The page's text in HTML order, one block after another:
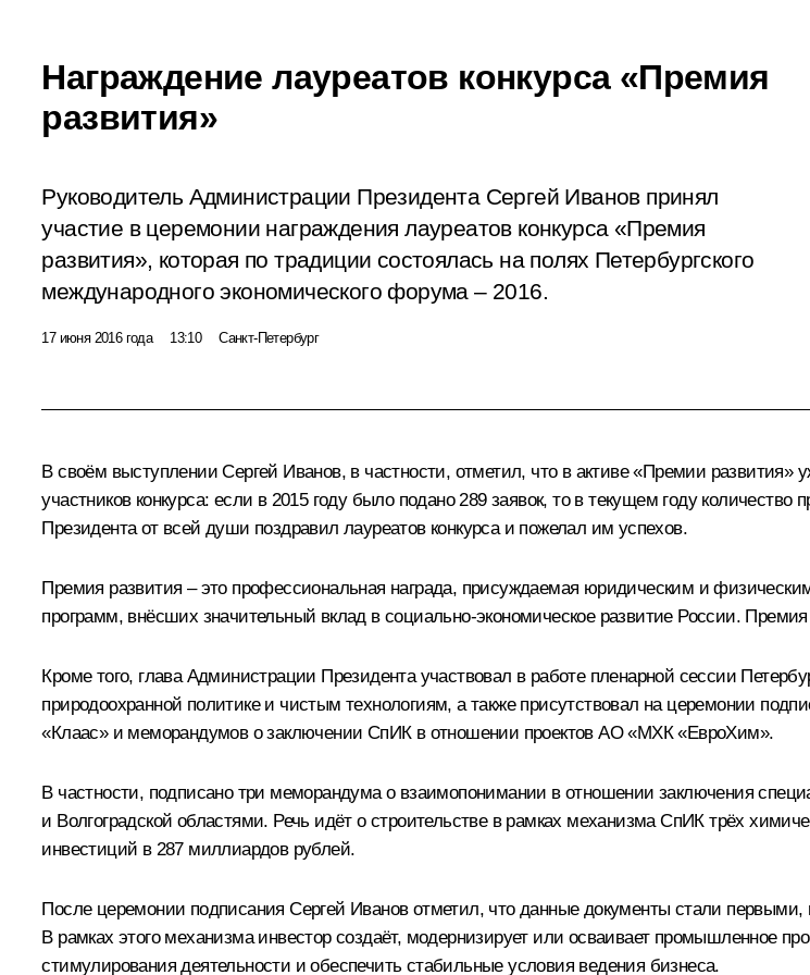
Награждение лауреатов конкурса «Премия
развития»
Руководитель Администрации Президента Сергей Иванов принял
участие в церемонии награждения лауреатов конкурса «Премия
развития», которая по традиции состоялась на полях Петербургского
международного экономического форума – 2016.
17 июня 2016 года 13:10 Санкт-Петербург
В своём выступленииСергей Иванов, в частности, отметил, что в активе «Премии развития»
участников конкурса: если в 2015 году было подано 289 заявок, то в текущем году
Президента от всей души поздравил лауреатов конкурса и пожелал им успехов.
Премия развития – это профессиональная награда, присуждаемая юридическим и
программ, внёсших значительный вклад в социально-экономическое развитие России.
Кроме того, глава Администрации Президента участвовал в работе пленарной сессии
природоохранной политике и чистым технологиям, а также присутствовал на церемонии
«Клаас» и меморандумов о заключении СпИК в отношении проектов АО «МХК «ЕвроХим».
В частности, подписано три меморандума о взаимопонимании в отношении заключения
и Волгоградской областями. Речь идёт о строительстве в рамках механизма СпИК трёх
инвестиций в 287 миллиардов рублей.
После церемонии подписания Сергей Иванов отметил, что данные документы стали первыми,
В рамках этого механизма инвестор создаёт, модернизирует или осваивает промышленное
стимулирования деятельности и обеспечить стабильные условия ведения бизнеса.